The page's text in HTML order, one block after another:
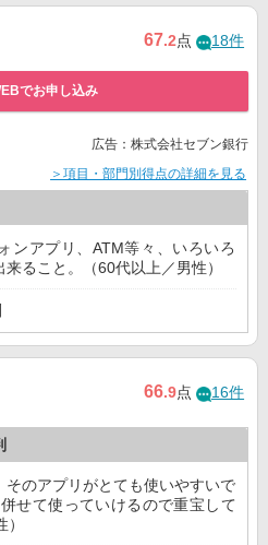
67.2点 18件
でお申し込み
広告：株式会社セブン銀行
＞項目・部門別得点の詳細を見る
ンアプリ、ATM等々、いろいろ
ること。（60代以上／男性）
66.9点 16件
そのアプリがとても使いやすいで
せて使っていけるので重宝して